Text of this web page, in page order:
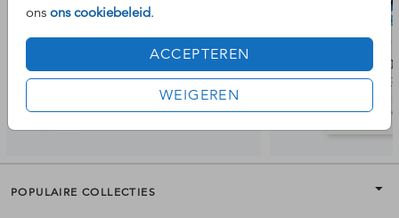
ons ons cookiebeleid.
ACCEPTEREN
WEIGEREN
POPULAIRE COLLECTIES